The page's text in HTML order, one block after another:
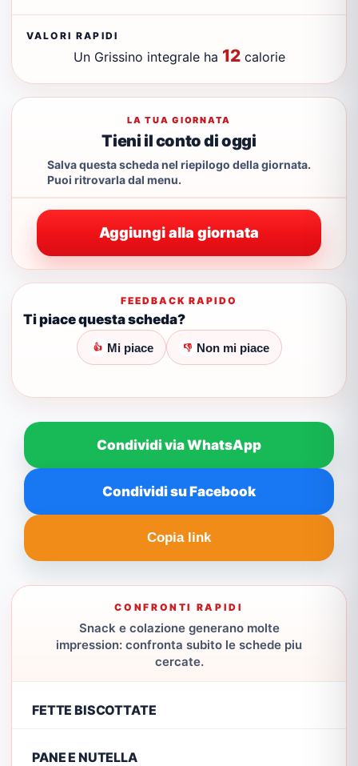
VALORI RAPIDI
Un Grissino integrale ha 12calorie
LA TUA GIORNATA
Tieni il conto di oggi
Salva questa scheda nel riepilogo della giornata.
Puoi ritrovarla dal menu.
Aggiungi alla giornata
FEEDBACK RAPIDO
Ti piace questa scheda?
👍 Mi piace 👎 Non mi piace
Condividi via WhatsApp
Condividi su Facebook
Copia link
CONFRONTI RAPIDI
Snack e colazione generano molte
impression: confronta subito le schede piu
cercate.
FETTE BISCOTTATE
PANE E NUTELLA